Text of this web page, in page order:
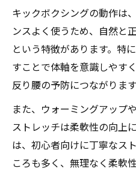
キックボクシングの動作は
ンスよく使うため、自然と
という特徴があります。特
すことで体軸を意識しやす
反り腰の予防につながります
また、ウォーミングアップ
ストレッチは柔軟性の向上
は、初心者向けに丁寧なス
ころも多く、無理なく柔軟